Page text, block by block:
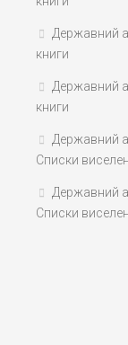
Державний
книги
Державний
книги
Державний
Списки
Державний
Списки